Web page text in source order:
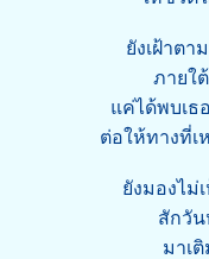
ยังเฝ้าตา
ภายใ
แค่ได้พบเธ
ต่อให้ทางที่เ
ยังมองไม่
สักวั
มาเ